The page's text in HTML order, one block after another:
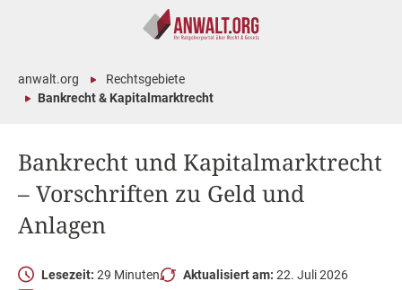
Bankrecht und Kapitalmarktrecht
– Vorschriften zu Geld und
Anlagen
anwalt.org
Rechtsgebiete
Bankrecht & Kapitalmarktrecht
Lesezeit: 29 Minuten Aktualisiert am: 22. Juli 2026